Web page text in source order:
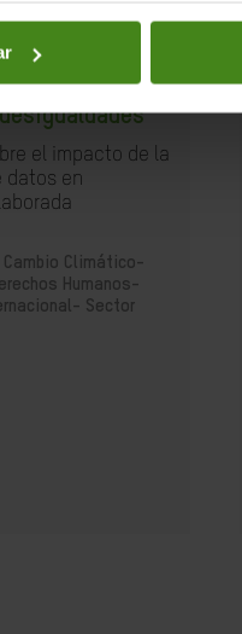
Los
el impacto de la
datos en
Cambio Climático-
Humanos-
Sector